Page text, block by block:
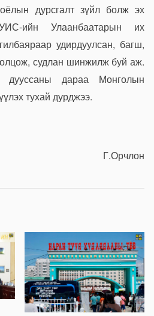
дурсгалт зүйл болж эх
ийн Улаанбаатарын их
удирдуулсан, багш,
судлан шинжилж буй аж.
дууссаны дараа Монголын
тухай дурджээ.
Г.Орчлон